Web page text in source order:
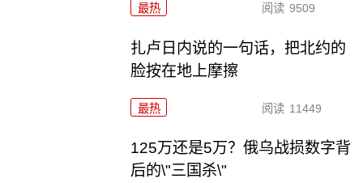
最热 阅读 9509
扎卢日内说的一句话，把北约的
脸按在地上摩擦
最热 阅读 11449
125万还是5万？俄乌战损数字背
后的\"三国杀\"